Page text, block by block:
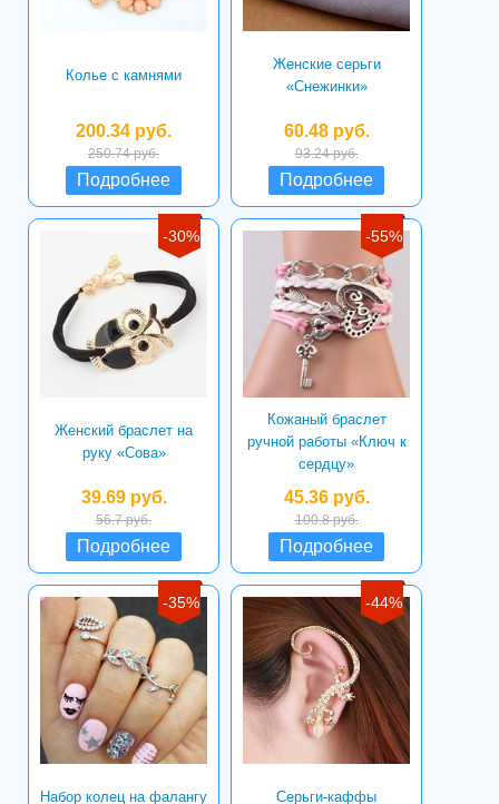
Колье с камнями
200.34 руб.
250.74 руб.
Подробнее
Женские серьги
«Снежинки»
60.48 руб.
93.24 руб.
Подробнее
-30%
Женский браслет на
руку «Сова»
39.69 руб.
56.7 руб.
Подробнее
-55%
Кожаный браслет
ручной работы «Ключ к
сердцу»
45.36 руб.
100.8 руб.
Подробнее
-35%
Набор колец на фалангу
-44%
Серьги-каффы